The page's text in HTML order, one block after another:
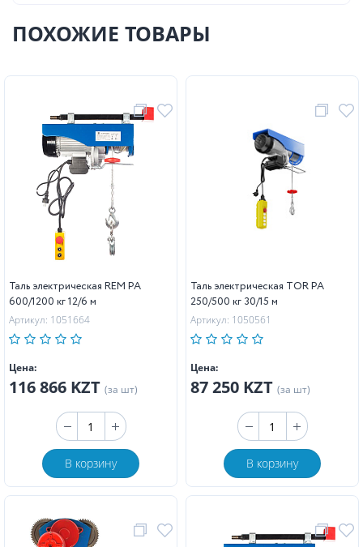
ПОХОЖИЕ ТОВАРЫ
Таль электрическая REM PA
600/1200 кг 12/6 м
Артикул: 1051664
Цена:
116 866 KZT (за шт)
В корзину
Таль электрическая TOR PA
250/500 кг 30/15 м
Артикул: 1050561
Цена:
87 250 KZT (за шт)
В корзину